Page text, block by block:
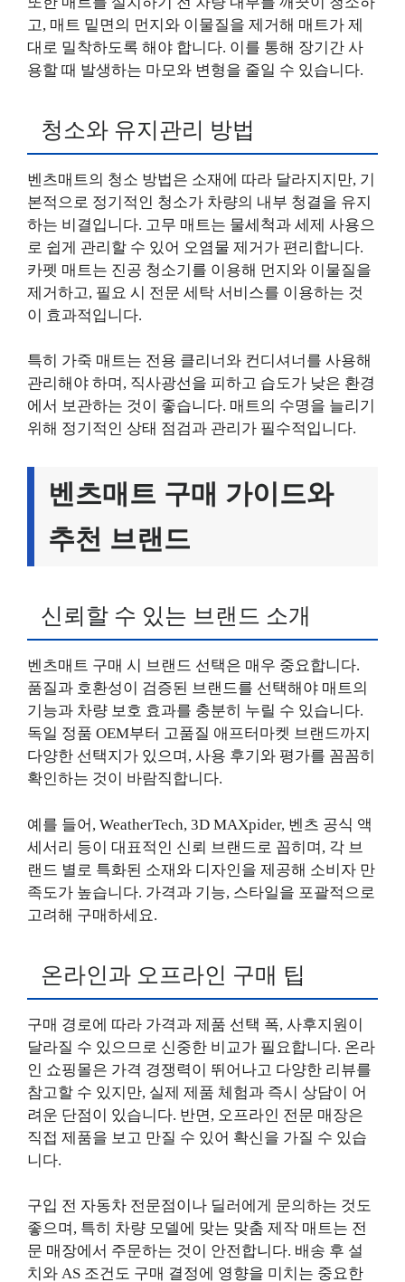
고, 매트 밑면의 먼지와 이물질을 제거해 매트가 제
대로 밀착하도록 해야 합니다. 이를 통해 장기간 사
용할 때 발생하는 마모와 변형을 줄일 수 있습니다.
청소와 유지관리 방법
벤츠매트의 청소 방법은 소재에 따라 달라지지만, 기
본적으로 정기적인 청소가 차량의 내부 청결을 유지
하는 비결입니다. 고무 매트는 물세척과 세제 사용으
로 쉽게 관리할 수 있어 오염물 제거가 편리합니다.
카펫 매트는 진공 청소기를 이용해 먼지와 이물질을
제거하고, 필요 시 전문 세탁 서비스를 이용하는 것
이 효과적입니다.
특히 가죽 매트는 전용 클리너와 컨디셔너를 사용해
관리해야 하며, 직사광선을 피하고 습도가 낮은 환경
에서 보관하는 것이 좋습니다. 매트의 수명을 늘리기
위해 정기적인 상태 점검과 관리가 필수적입니다.
벤츠매트 구매 가이드와
추천 브랜드
신뢰할 수 있는 브랜드 소개
벤츠매트 구매 시 브랜드 선택은 매우 중요합니다.
품질과 호환성이 검증된 브랜드를 선택해야 매트의
기능과 차량 보호 효과를 충분히 누릴 수 있습니다.
독일 정품 OEM부터 고품질 애프터마켓 브랜드까지
다양한 선택지가 있으며, 사용 후기와 평가를 꼼꼼히
확인하는 것이 바람직합니다.
예를 들어, WeatherTech, 3D MAXpider, 벤츠 공식 액
세서리 등이 대표적인 신뢰 브랜드로 꼽히며, 각 브
랜드 별로 특화된 소재와 디자인을 제공해 소비자 만
족도가 높습니다. 가격과 기능, 스타일을 포괄적으로
고려해 구매하세요.
온라인과 오프라인 구매 팁
구매 경로에 따라 가격과 제품 선택 폭, 사후지원이
달라질 수 있으므로 신중한 비교가 필요합니다. 온라
인 쇼핑몰은 가격 경쟁력이 뛰어나고 다양한 리뷰를
참고할 수 있지만, 실제 제품 체험과 즉시 상담이 어
려운 단점이 있습니다. 반면, 오프라인 전문 매장은
직접 제품을 보고 만질 수 있어 확신을 가질 수 있습
니다.
구입 전 자동차 전문점이나 딜러에게 문의하는 것도
좋으며, 특히 차량 모델에 맞는 맞춤 제작 매트는 전
문 매장에서 주문하는 것이 안전합니다. 배송 후 설
치와 AS 조건도 구매 결정에 영향을 미치는 중요한